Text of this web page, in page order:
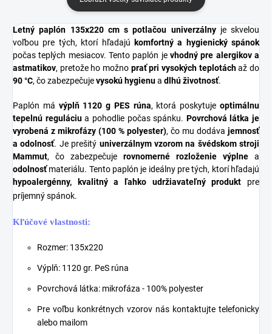
Letný paplón 135x220 cm s potlačou univerzálnyje skvelou
voľbou pre tých, ktorí hľadajú komfortný a hygienický spánok
počas teplých mesiacov. Tento paplón je vhodný pre alergikov a
astmatikov, pretože ho možno prať pri vysokých teplotáchaž do
90 °C, čo zabezpečujevysokú hygienua dlhú životnosť.
Paplón má výplň 1120 g PES rúna, ktorá poskytujeoptimálnu
tepelnú reguláciua pohodlie počas spánku. Povrchová látka je
vyrobená z mikrofázy (100 % polyester), čo mu dodáva jemnosť
a odolnosť. Je prešitý univerzálnym vzorom na švédskom stroji
Mammut, čo zabezpečuje rovnomerné rozloženie výplne a
odolnosťmateriálu. Tento paplón je ideálny pre tých, ktorí hľadajú
hypoalergénny, kvalitný a ľahko udržiavateľný produkt pre
príjemný spánok.
Kľúčové vlastnosti:
Rozmer: 135x220
Výplň: 1120 gr. PeS rúna
Povrchová látka: mikrofáza - 100% polyester
Pre voľbu konkrétnych vzorov nás kontaktujte telefonicky
alebo mailom